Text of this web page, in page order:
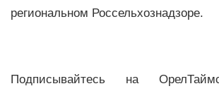
региональном Россельхознадзоре.
Подписывайтесь на